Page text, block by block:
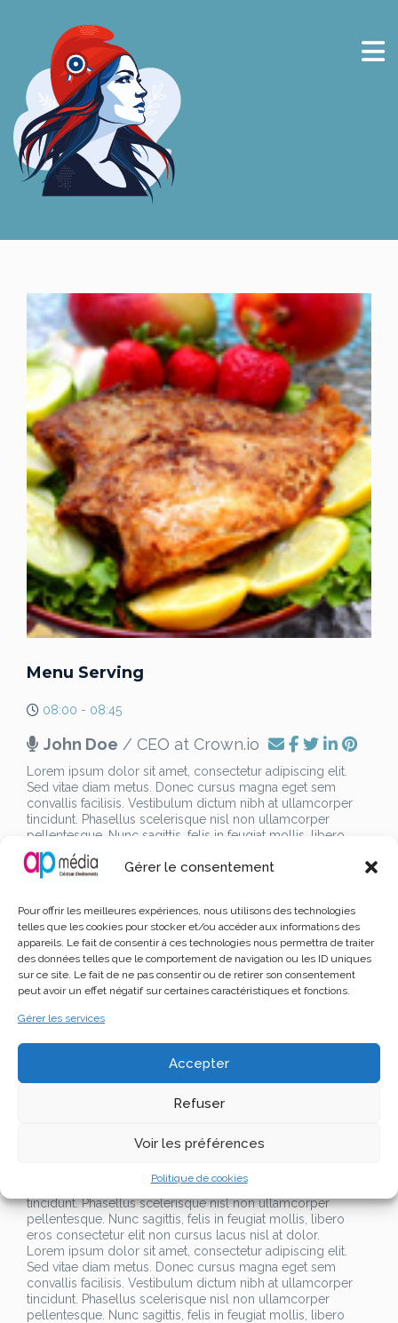
Gérer le consentement
Pour offrir les meilleures expériences, nous utilisons des technologies
telles que les cookies pour stocker et/ou accéder aux informations des
appareils. Le fait de consentir à ces technologies nous permettra de traiter
des données telles que le comportement de navigation ou les ID uniques
sur ce site. Le fait de ne pas consentir ou de retirer son consentement
peut avoir un effet négatif sur certaines caractéristiques et fonctions.
Gérer les services
Accepter
Refuser
Voir les préférences
Politique de cookies
Menu Serving
08:00 - 08:45
John Doe / CEO at Crown.io
Lorem ipsum dolor sit amet, consectetur adipiscing elit.
Sed vitae diam metus. Donec cursus magna eget sem
convallis facilisis. Vestibulum dictum nibh at ullamcorper
tincidunt. Phasellus scelerisque nisl non ullamcorper
pellentesque. Nunc sagittis, felis in feugiat mollis, libero
eros consectetur elit non cursus lacus nisl at dolor.
Lorem ipsum dolor sit amet, consectetur adipiscing elit.
Sed vitae diam metus. Donec cursus magna eget sem
tincidunt. Phasellus scelerisque nisl non ullamcorper
pellentesque. Nunc sagittis, felis in feugiat mollis, libero
eros consectetur elit non cursus lacus nisl at dolor.
Lorem ipsum dolor sit amet, consectetur adipiscing elit.
Sed vitae diam metus. Donec cursus magna eget sem
convallis facilisis. Vestibulum dictum nibh at ullamcorper
pellentesque. Nunc sagittis, felis in feugiat mollis, libero
eros consectetur elit non cursus lacus nisl at dolor.
Lorem ipsum dolor sit amet, consectetur adipiscing elit.
Sed vitae diam metus. Donec cursus magna eget sem
tincidunt. Phasellus scelerisque nisl non ullamcorper
eros consectetur elit non cursus lacus nisl at dolor.
Lorem ipsum dolor sit amet, consectetur adipiscing elit.
convallis facilisis. Vestibulum dictum nibh at ullamcorper
tincidunt. Phasellus scelerisque nisl non ullamcorper
pellentesque. Nunc sagittis, felis in feugiat mollis, libero
eros consectetur elit non cursus lacus nisl at dolor.
Lorem ipsum dolor sit amet, consectetur adipiscing elit.
Sed vitae diam metus. Donec cursus magna eget sem
convallis facilisis. Vestibulum dictum nibh at ullamcorper
tincidunt. Phasellus scelerisque nisl non ullamcorper
pellentesque. Nunc sagittis, felis in feugiat mollis, libero